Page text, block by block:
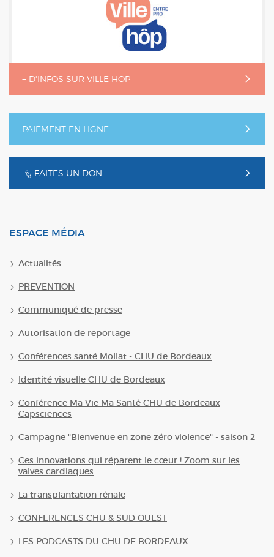
+ D'INFOS SUR VILLE HOP
PAIEMENT EN LIGNE
FAITES UN DON
ESPACE MÉDIA
Actualités
PREVENTION
Communiqué de presse
Autorisation de reportage
Conférences santé Mollat - CHU de Bordeaux
Identité visuelle CHU de Bordeaux
Conférence Ma Vie Ma Santé CHU de Bordeaux
Capsciences
Campagne "Bienvenue en zone zéro violence" - saison 2
Ces innovations qui réparent le cœur ! Zoom sur les
valves cardiaques
La transplantation rénale
CONFERENCES CHU & SUD OUEST
LES PODCASTS DU CHU DE BORDEAUX